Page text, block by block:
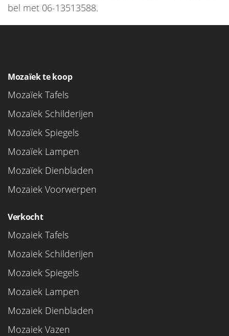
bel met 06-13513588.
Mozaïek te koop
Mozaïek Tafels
Mozaïek Schilderijen
Mozaïek Spiegels
Mozaïek Lampen
Mozaïek Dienbladen
Mozaiek Voorwerpen
Verkocht
Mozaiek Tafels
Mozaiek Schilderijen
Mozaiek Spiegels
Mozaiek Lampen
Mozaiek Dienbladen
Mozaiek Vazen